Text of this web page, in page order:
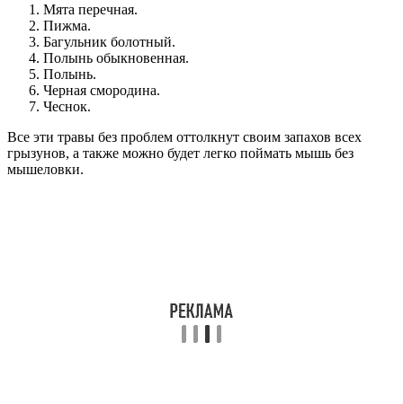
Мята перечная.
Пижма.
Багульник болотный.
Полынь обыкновенная.
Полынь.
Черная смородина.
Чеснок.
Все эти травы без проблем оттолкнут своим запахов всех
грызунов, а также можно будет легко поймать мышь без
мышеловки.